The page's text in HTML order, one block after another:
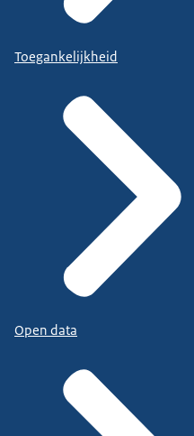
Toegankelijkheid
Open data